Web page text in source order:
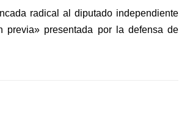
radical al diputado independiente
presentada por la defensa de